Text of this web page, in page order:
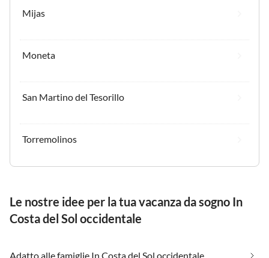
Mijas
Moneta
San Martino del Tesorillo
Torremolinos
Le nostre idee per la tua vacanza da sogno In
Costa del Sol occidentale
Adatto alle famiglie In Costa del Sol occidentale